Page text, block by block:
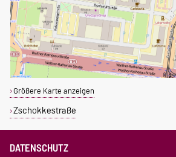
Größere Karte anzeigen
Zschokkestraße
DATENSCHUTZ